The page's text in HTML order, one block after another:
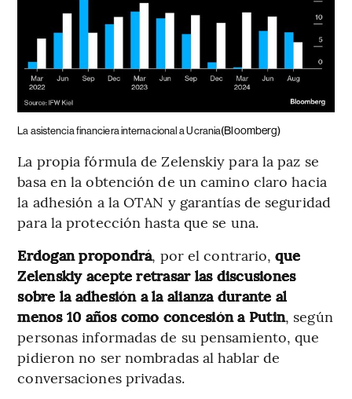
La asistencia financiera internacional a Ucrania(Bloomberg)
La propia fórmula de Zelenskiy para la paz se
basa en la obtención de un camino claro hacia
la adhesión a la OTAN y garantías de seguridad
para la protección hasta que se una.
Erdogan propondrá, por el contrario,que
Zelenskiy acepte retrasar las discusiones
sobre la adhesión a la alianza durante al
menos 10 años como concesión a Putin, según
personas informadas de su pensamiento, que
pidieron no ser nombradas al hablar de
conversaciones privadas.